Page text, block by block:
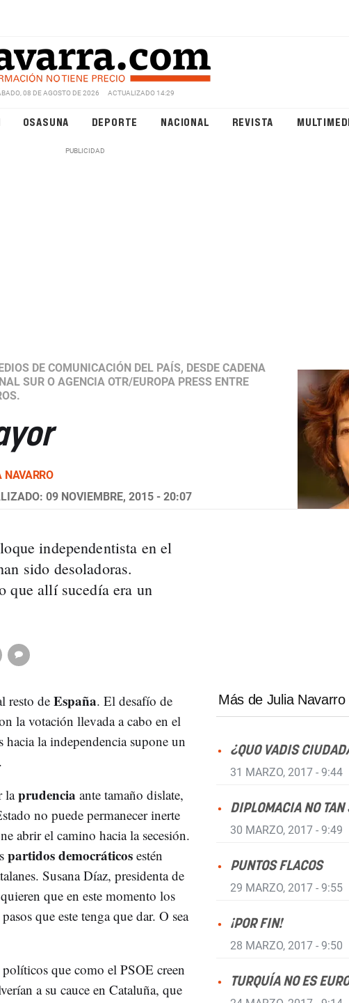
08 DE AGOSTO DE 2026 ACTUALIZADO 14:29
OSASUNA DEPORTE NACIONAL REVISTA
DE COMUNICACIÓN DEL PAÍS, DESDE CADENA
SUR O AGENCIA OTR/EUROPA PRESS ENTRE
NAVARRO
09 NOVIEMBRE, 2015 - 20:07
independentista en el
sido desoladoras.
que allí sucedía era un
resto deEspaña. El desafío de
la votación llevada a cabo en el
hacia la independencia supone un
laprudencia ante tamaño dislate,
no puede permanecer inerte
abrir el camino hacia la secesión.
partidos democráticos estén
Susana Díaz, presidenta de
que en este momento los
que este tenga que dar. O sea
que como el PSOE creen
a su cauce en Cataluña, que
Más de Julia Navarro
¿QUO VADIS
31 MARZO, 2017 - 9:44
DIPLOMACIA NO TAN
30 MARZO, 2017 - 9:49
PUNTOS FLACOS
29 MARZO, 2017 - 9:55
¡POR FIN!
28 MARZO, 2017 - 9:50
TURQUÍA NO ES